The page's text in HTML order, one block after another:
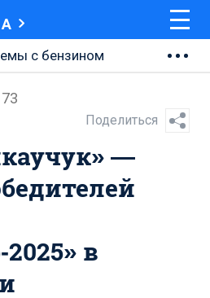
с бензином
Поделиться
—
в